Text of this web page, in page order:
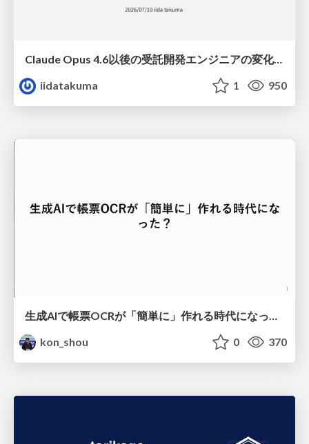
Claude Opus 4.6以後の受託開発エンジニアの変化(Claude Code開発ノウハウ大公開スペシャルbyクラスメソッド)
iidatakuma
1 950
生成AIで帳票OCRが「簡単に」作れる時代になった？
kon_shou
0 370